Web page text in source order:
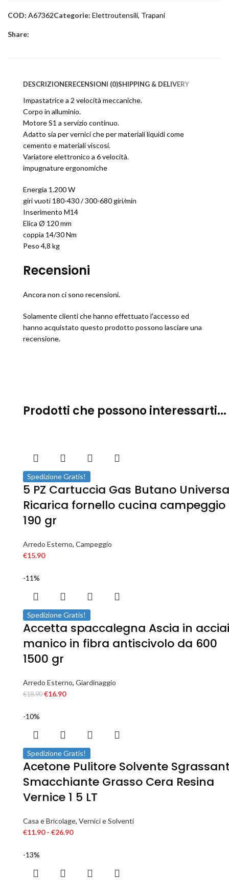
COD: A67362Categorie: Elettroutensili, Trapani
Share:
DESCRIZIONERECENSIONI (0)SHIPPING & DELIVERY
Impastatrice a 2 velocità meccaniche.
Corpo in alluminio.
Motore S1 a servizio continuo.
Adatto sia per vernici che per materiali liquidi come
cemento e materiali viscosi.
Variatore elettronico a 6 velocità.
impugnature ergonomiche
Energia 1.200 W
giri vuoti 180-430 / 300-680 giri/min
Inserimento M14
Elica Ø 120 mm
coppia 14/30 Nm
Peso 4,8 kg
Recensioni
Ancora non ci sono recensioni.
Solamente clienti che hanno effettuato l'accesso ed
hanno acquistato questo prodotto possono lasciare una
recensione.
Prodotti che possono interessarti...
Spedizione Gratis!
5 PZ Cartuccia Gas Butano
Ricarica fornello cucina campeggio
190 gr
Arredo Esterno, Campeggio
€15.90
-11%
Spedizione Gratis!
Accetta spaccalegna Ascia in
manico in fibra antiscivolo da 600
1500 gr
Arredo Esterno, Giardinaggio
€18.90 €16.90
-10%
Spedizione Gratis!
Acetone Pulitore Solvente
Smacchiante Grasso Cera Resina
Vernice 1 5 LT
Casa e Bricolage, Vernici e Solventi
€11.90 - €26.90
-13%